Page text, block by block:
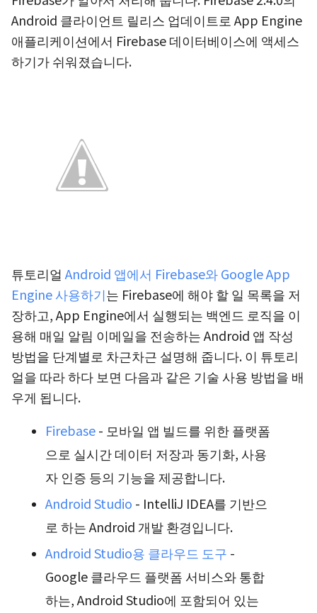
Android 클라이언트 릴리스 업데이트로 App Engine
애플리케이션에서 Firebase 데이터베이스에 액세스
하기가 쉬워졌습니다.
튜토리얼 Android 앱에서 Firebase와 Google App
Engine 사용하기는 Firebase에 해야 할 일 목록을 저
장하고, App Engine에서 실행되는 백엔드 로직을 이
용해 매일 알림 이메일을 전송하는 Android 앱 작성
방법을 단계별로 차근차근 설명해 줍니다. 이 튜토리
얼을 따라 하다 보면 다음과 같은 기술 사용 방법을 배
우게 됩니다.
Firebase- 모바일 앱 빌드를 위한 플랫폼
으로 실시간 데이터 저장과 동기화, 사용
자 인증 등의 기능을 제공합니다.
Android Studio - IntelliJ IDEA를 기반으
로 하는 Android 개발 환경입니다.
Android Studio용 클라우드 도구 -
Google 클라우드 플랫폼 서비스와 통합
하는, Android Studio에 포함되어 있는